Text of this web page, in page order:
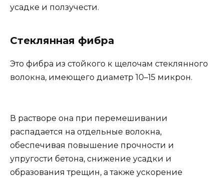
усадке и ползучести.
Стеклянная фибра
Это фибра из стойкого к щелочам стеклянного
волокна, имеющего диаметр 10–15 микрон.
В растворе она при перемешивании
распадается на отдельные волокна,
обеспечивая повышение прочности и
упругости бетона, снижение усадки и
образования трещин, а также ускорение